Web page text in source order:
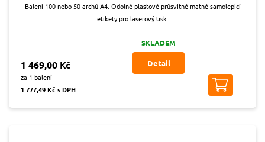
Balení 100 nebo 50 archů A4. Odolné plastové průsvitné matné samolepicí
etikety pro laserový tisk.
1 469,00 Kč
za 1 balení
1 777,49 Kč s DPH
SKLADEM
Detail